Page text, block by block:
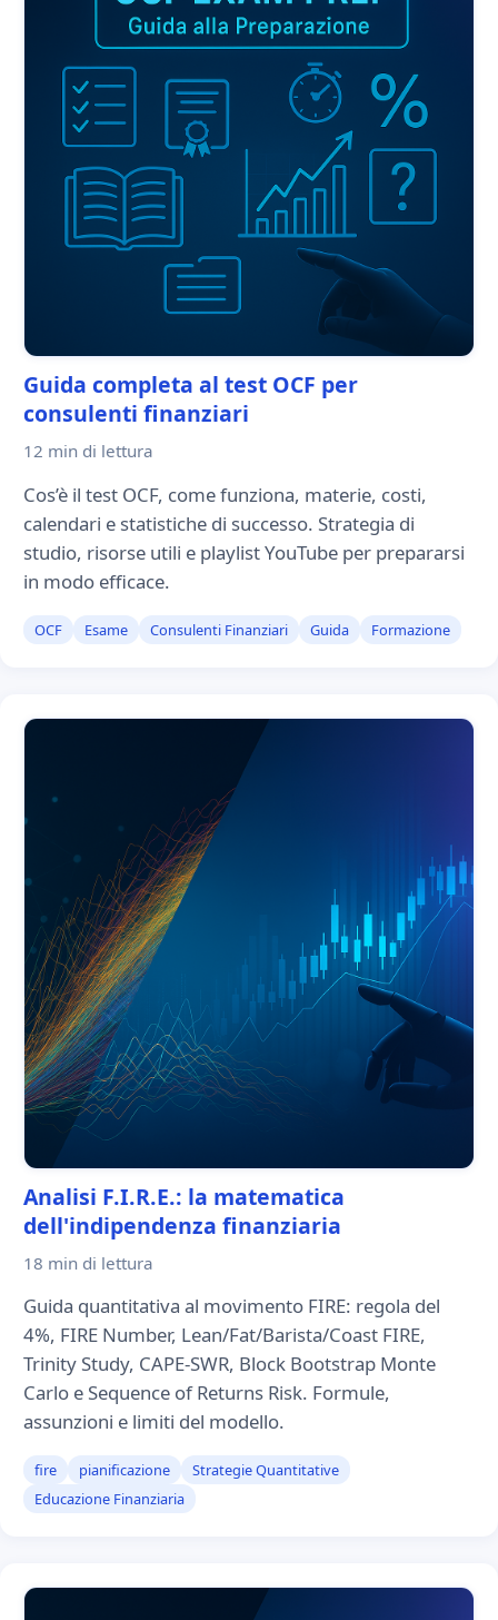
Guida completa al test OCF per
consulenti finanziari
12 min di lettura
Cos’è il test OCF, come funziona, materie, costi,
calendari e statistiche di successo. Strategia di
studio, risorse utili e playlist YouTube per prepararsi
in modo efficace.
OCF Esame Consulenti Finanziari Guida Formazione
Analisi F.I.R.E.: la matematica
dell'indipendenza finanziaria
18 min di lettura
Guida quantitativa al movimento FIRE: regola del
4%, FIRE Number, Lean/Fat/Barista/Coast FIRE,
Trinity Study, CAPE-SWR, Block Bootstrap Monte
Carlo e Sequence of Returns Risk. Formule,
assunzioni e limiti del modello.
fire pianificazione
Strategie Quantitative
Educazione Finanziaria